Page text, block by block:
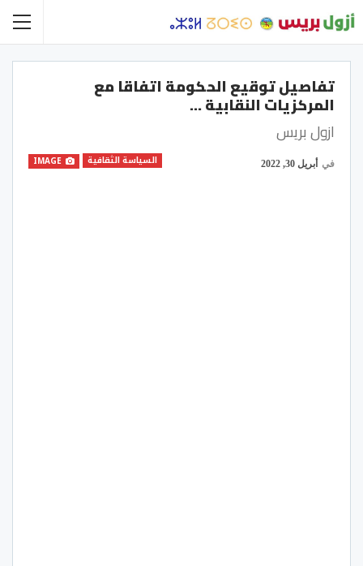
تفاصيل توقيع الحكومة اتفاقا مع
المركزيات النقابية …
ازول بريس
السياسة الثقافية في أبريل 30, 2022